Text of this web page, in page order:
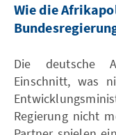
Wie die
Die deutsche
Einschnitt, was
Regierung nicht